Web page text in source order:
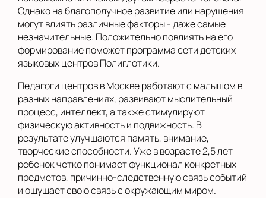
Однако на благополучное развитие или нарушения
могут влиять различные факторы - даже самые
незначительные. Положительно повлиять на его
формирование поможет программа сети детских
языковых центров Полиглотики.
Педагоги центров в Москве работают с малышом в
разных направлениях, развивают мыслительный
процесс, интеллект, а также стимулируют
физическую активность и подвижность. В
результате улучшаются память, внимание,
творческие способности. Уже в возрасте 2,5 лет
ребенок четко понимает функционал конкретных
предметов, причинно-следственную связь событий
и ощущает свою связь с окружающим миром.